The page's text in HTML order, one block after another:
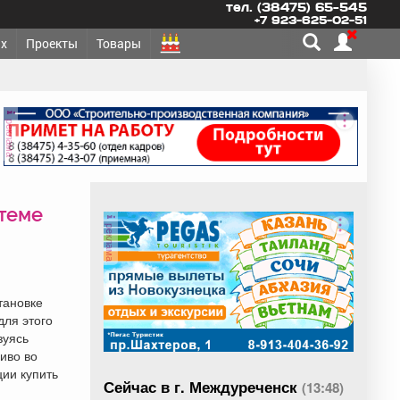
тел. (38475) 65-545
+7 923-625-02-51
Проекты Товары
реклама
этого
во
купить
реклама
Сейчас в г. Междуреченск (13:48)